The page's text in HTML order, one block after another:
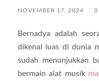
NOVEMBER 17, 2024 / 0
Bernadya adalah
dikenal luas di dunia
sudah menunjukkan
bermain alat musik